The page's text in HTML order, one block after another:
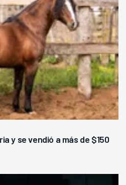
y se vendió a más de $150